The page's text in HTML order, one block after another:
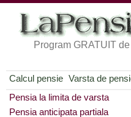
Program GRATUIT
Calcul pensie Varsta de
Pensia la limita de varsta
Pensia anticipata partiala